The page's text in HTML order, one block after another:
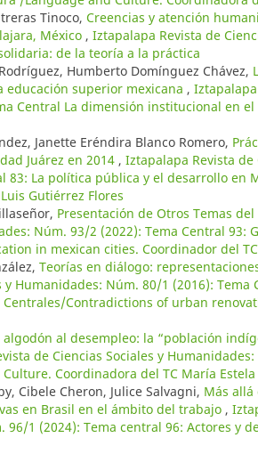
Tinoco, Creencias y atención
México , Iztapalapa Revista de
de la teoría a la práctica
Humberto Domínguez Chávez,
educación superior mexicana ,
Central La dimensión institucional en
Janette Eréndira Blanco Romero,
Juárez en 2014 , Iztapalapa Revista
83: La política pública y el desarrollo en
Gutiérrez Flores
Presentación de Otros Temas
Núm. 93/2 (2022): Tema Central 93:
in mexican cities. Coordinador del
Teorías en diálogo:
y Humanidades: Núm. 80/1 (2016):
Centrales/Contradictions of urban
algodón al desempleo: la “población
de Ciencias Sociales y
Coordinadora del TC María
Cibele Cheron, Julice Salvagni, Más
en Brasil en el ámbito del trabajo ,
96/1 (2024): Tema central 96: Actores y